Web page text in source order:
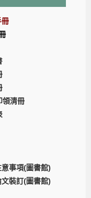
冊
領清冊
事項(圖書館)
裝訂(圖書館)